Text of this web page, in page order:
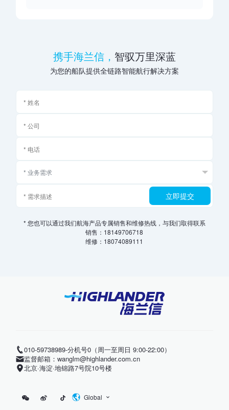
携手海兰信， 智驭万里深蓝
为您的船队提供全链路智能航行解决方案
立即提交
* 您也可以通过我们航海产品专属销售和维修热线，与我们取得联系
销售：18149706718
维修：18074089111
010-59738989-分机号0（周一至周日 9:00-22:00）
监督邮箱：wanglm@highlander.com.cn
北京·海淀·地锦路7号院10号楼
Global